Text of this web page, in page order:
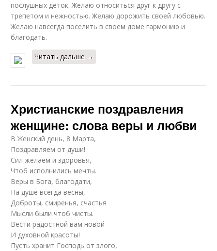
послушных деток. Желаю относиться друг к другу с
трепетом и нежностью. Желаю дорожить своей любовью.
Желаю навсегда поселить в своем доме гармонию и
благодать.
Читать дальше →
Христианские поздравления
женщине: слова веры и любви
В Женский день, 8 Марта,
Поздравляем от души!
Сил желаем и здоровья,
Чтоб исполнились мечты.
Веры в Бога, благодати,
На душе всегда весны,
Доброты, смиренья, счастья
Мысли были чтоб чисты.
Вести радостной вам новой
И духовной красоты!
Пусть хранит Господь от злого,